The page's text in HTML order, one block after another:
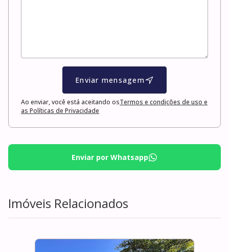
Enviar mensagem
Ao enviar, você está aceitando osTermos e condições de uso e
as Políticas de Privacidade
Enviar por Whatsapp
Imóveis Relacionados